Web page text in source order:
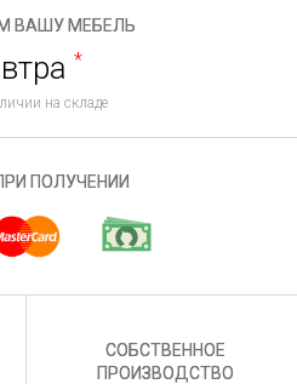
ВАШУ МЕБЕЛЬ
*
на складе
ПОЛУЧЕНИИ
СОБСТВЕННОЕ
ПРОИЗВОДСТВО